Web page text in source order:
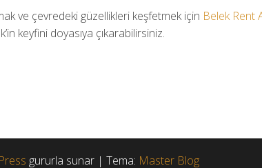
ve çevredeki güzellikleri keşfetmek için Belek Rent
keyfini doyasıya çıkarabilirsiniz.
gururla sunar | Tema: Master Blog